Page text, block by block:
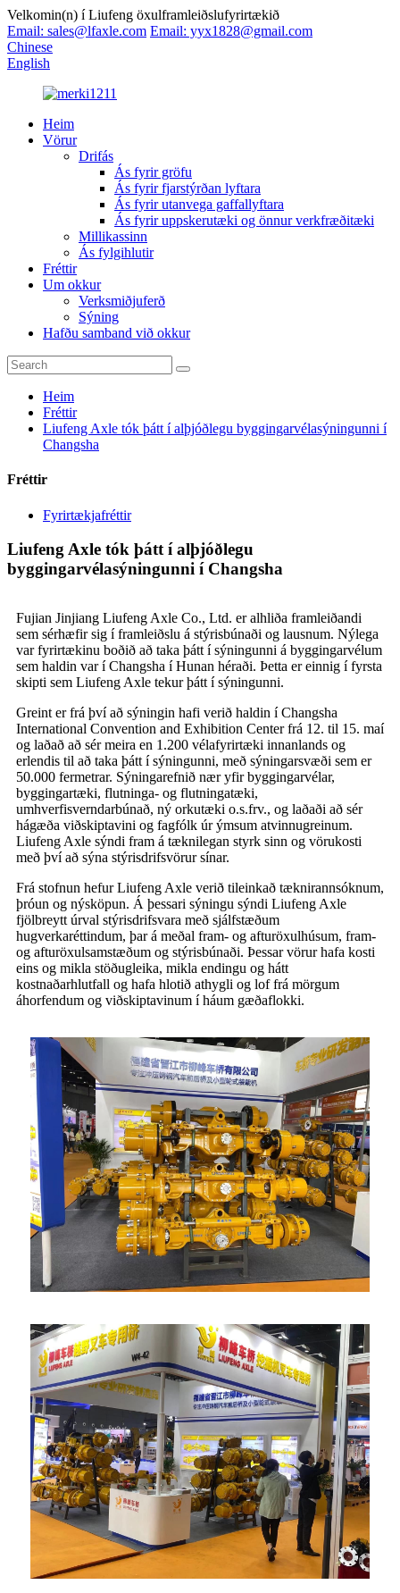
Velkomin(n) í Liufeng öxulframleiðslufyrirtækið
Email: sales@lfaxle.com Email: yyx1828@gmail.com
Chinese
English
Heim
Vörur
Drifás
Ás fyrir gröfu
Ás fyrir fjarstýrðan lyftara
Ás fyrir utanvega gaffallyftara
Ás fyrir uppskerutæki og önnur verkfræðitæki
Millikassinn
Ás fylgihlutir
Fréttir
Um okkur
Verksmiðjuferð
Sýning
Hafðu samband við okkur
Heim
Fréttir
Liufeng Axle tók þátt í alþjóðlegu byggingarvélasýningunni í
Changsha
Fréttir
Fyrirtækjafréttir
Liufeng Axle tók þátt í alþjóðlegu
byggingarvélasýningunni í Changsha
Fujian Jinjiang Liufeng Axle Co., Ltd. er alhliða framleiðandi
sem sérhæfir sig í framleiðslu á stýrisbúnaði og lausnum. Nýlega
var fyrirtækinu boðið að taka þátt í sýningunni á byggingarvélum
sem haldin var í Changsha í Hunan héraði. Þetta er einnig í fyrsta
skipti sem Liufeng Axle tekur þátt í sýningunni.
Greint er frá því að sýningin hafi verið haldin í Changsha
International Convention and Exhibition Center frá 12. til 15. maí
og laðað að sér meira en 1.200 vélafyrirtæki innanlands og
erlendis til að taka þátt í sýningunni, með sýningarsvæði sem er
50.000 fermetrar. Sýningarefnið nær yfir byggingarvélar,
byggingartæki, flutninga- og flutningatæki,
umhverfisverndarbúnað, ný orkutæki o.s.frv., og laðaði að sér
hágæða viðskiptavini og fagfólk úr ýmsum atvinnugreinum.
Liufeng Axle sýndi fram á tæknilegan styrk sinn og vörukosti
með því að sýna stýrisdrifsvörur sínar.
Frá stofnun hefur Liufeng Axle verið tileinkað tæknirannsóknum,
þróun og nýsköpun. Á þessari sýningu sýndi Liufeng Axle
fjölbreytt úrval stýrisdrifsvara með sjálfstæðum
hugverkaréttindum, þar á meðal fram- og afturöxulhúsum, fram-
og afturöxulsamstæðum og stýrisbúnaði. Þessar vörur hafa kosti
eins og mikla stöðugleika, mikla endingu og hátt
kostnaðarhlutfall og hafa hlotið athygli og lof frá mörgum
áhorfendum og viðskiptavinum í háum gæðaflokki.